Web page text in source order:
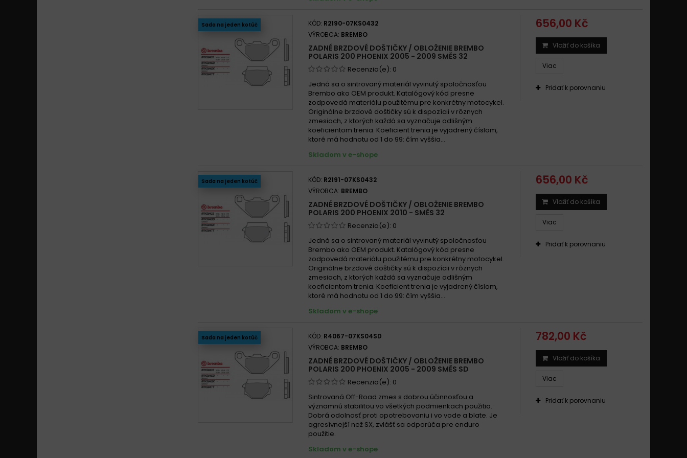
Sada na jeden kotúč KÓD: R2190-07KS0432
VÝROBCA: BREMBO
ZADNÉ BRZDOVÉ DOŠTIČKY / OBLOŽENIE BREMBO
POLARIS 200 PHOENIX 2005 - 2009 SMĚS 32
Recenzia(e): 0
Jedná sa o sintrovaný materiál vyvinutý spoločnosťou
Brembo ako OEM produkt. Katalógový kód presne
zodpovedá materiálu použitému pre konkrétny motocykel.
Originálne brzdové doštičky sú k dispozícii v rôznych
zmesiach, z ktorých každá sa vyznačuje odlišným
koeficientom trenia. Koeficient trenia je vyjadrený číslom,
ktoré má hodnotu od 1 do 99: čím vyššia...
Skladom v e-shope
656,00 Kč
Vložiť do košíka
Viac
Pridať k porovnaniu
Sada na jeden kotúč KÓD: R2191-07KS0432
VÝROBCA: BREMBO
ZADNÉ BRZDOVÉ DOŠTIČKY / OBLOŽENIE BREMBO
POLARIS 200 PHOENIX 2010 - SMĚS 32
Recenzia(e): 0
Jedná sa o sintrovaný materiál vyvinutý spoločnosťou
Brembo ako OEM produkt. Katalógový kód presne
zodpovedá materiálu použitému pre konkrétny motocykel.
Originálne brzdové doštičky sú k dispozícii v rôznych
zmesiach, z ktorých každá sa vyznačuje odlišným
koeficientom trenia. Koeficient trenia je vyjadrený číslom,
ktoré má hodnotu od 1 do 99: čím vyššia...
Skladom v e-shope
656,00 Kč
Vložiť do košíka
Viac
Pridať k porovnaniu
Sada na jeden kotúč KÓD: R4067-07KS04SD
VÝROBCA: BREMBO
ZADNÉ BRZDOVÉ DOŠTIČKY / OBLOŽENIE BREMBO
POLARIS 200 PHOENIX 2005 - 2009 SMĚS SD
Recenzia(e): 0
Sintrovaná Off-Road zmes s dobrou účinnosťou a
významnú stabilitou vo všetkých podmienkach použitia.
Dobrá odolnosť proti opotrebovaniu i vo vode a blate. Je
agresívnejší než SX, zvlášť sa odporúča pre enduro
použitie.
Skladom v e-shope
782,00 Kč
Vložiť do košíka
Viac
Pridať k porovnaniu